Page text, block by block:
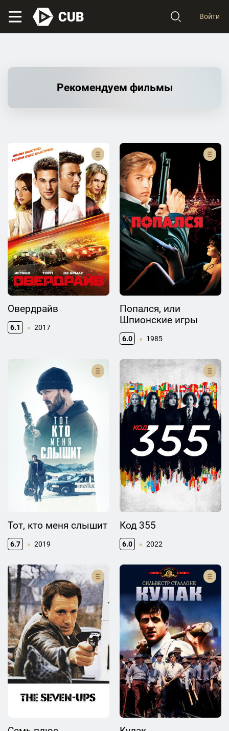
Войти
Рекомендуем фильмы
Овердрайв
6.1 2017
Попался, или
Шпионские игры
6.0 1985
Тот, кто меня слышит
6.7 2019
Код 355
6.0 2022